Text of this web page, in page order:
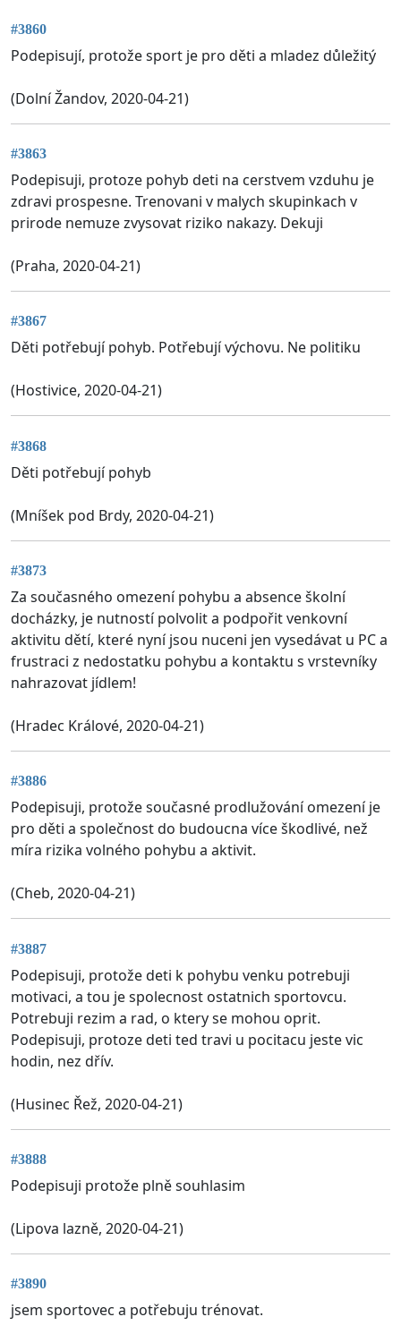
#3860
Podepisují, protože sport je pro děti a mladez důležitý
(Dolní Žandov, 2020-04-21)
#3863
Podepisuji, protoze pohyb deti na cerstvem vzduhu je
zdravi prospesne. Trenovani v malych skupinkach v
prirode nemuze zvysovat riziko nakazy. Dekuji
(Praha, 2020-04-21)
#3867
Děti potřebují pohyb. Potřebují výchovu. Ne politiku
(Hostivice, 2020-04-21)
#3868
Děti potřebují pohyb
(Mníšek pod Brdy, 2020-04-21)
#3873
Za současného omezení pohybu a absence školní
docházky, je nutností polvolit a podpořit venkovní
aktivitu dětí, které nyní jsou nuceni jen vysedávat u PC a
frustraci z nedostatku pohybu a kontaktu s vrstevníky
nahrazovat jídlem!
(Hradec Králové, 2020-04-21)
#3886
Podepisuji, protože současné prodlužování omezení je
pro děti a společnost do budoucna více škodlivé, než
míra rizika volného pohybu a aktivit.
(Cheb, 2020-04-21)
#3887
Podepisuji, protože deti k pohybu venku potrebuji
motivaci, a tou je spolecnost ostatnich sportovcu.
Potrebuji rezim a rad, o ktery se mohou oprit.
Podepisuji, protoze deti ted travi u pocitacu jeste vic
hodin, nez dřív.
(Husinec Řež, 2020-04-21)
#3888
Podepisuji protože plně souhlasim
(Lipova lazně, 2020-04-21)
#3890
jsem sportovec a potřebuju trénovat.